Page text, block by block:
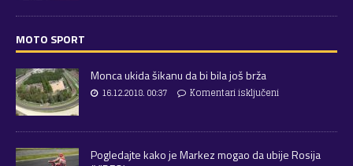
MOTO SPORT
Monca ukida šikanu da bi bila još brža
16.12.2018. 00:37 Komentari isključeni
Pogledajte kako je Markez mogao da ubije Rosija